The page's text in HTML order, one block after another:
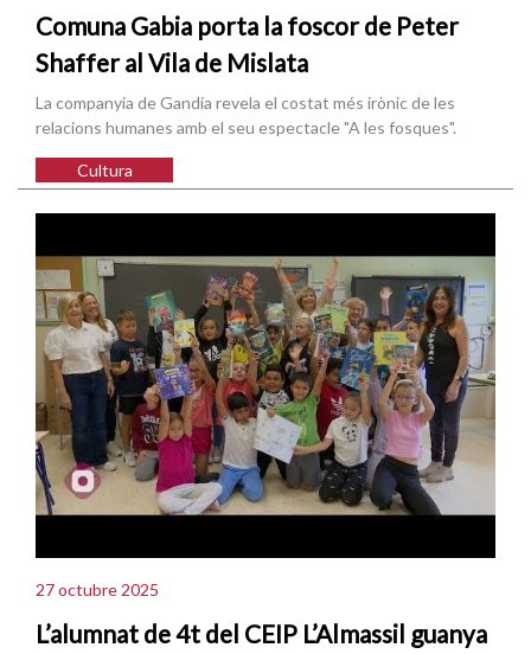
Comuna Gabia porta la foscor de Peter
Shaffer al Vila de Mislata
La companyia de Gandia revela el costat més irònic de les
relacions humanes amb el seu espectacle "A les fosques".
Cultura
27 octubre 2025
L’alumnat de 4t del CEIP L’Almassil guanya